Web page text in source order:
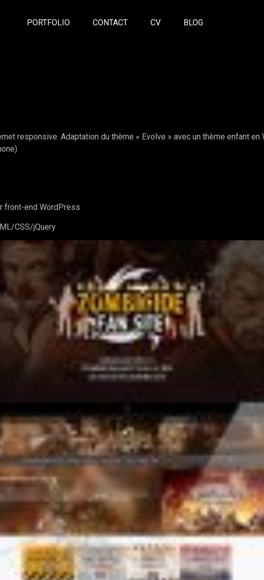
PORTFOLIO CONTACT CV BLOG
responsive. Adaptation du thème « Evolve » avec un thème enfant
front-end WordPress
CSS/jQuery